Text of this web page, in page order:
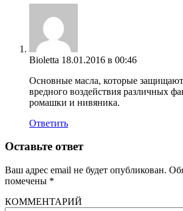
Bioletta 18.01.2016 в 00:46
Основные масла, которые
вредного воздействия различных
ромашки и нивяника.
Ответить
Оставьте ответ
Ваш адрес email не будет опубликован.
помечены *
КОММЕНТАРИЙ